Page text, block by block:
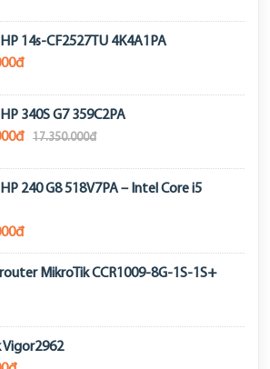
14s-CF2527TU 4K4A1PA
340S G7 359C2PA
17.350.000đ
240 G8 518V7PA – Intel Core i5
router MikroTik CCR1009-8G-1S-1S+
Vigor2962